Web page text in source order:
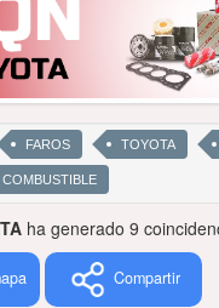
FAROS TOYOTA
ha generado 9
Compartir